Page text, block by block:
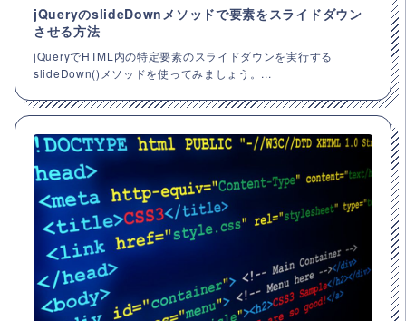
jQueryのslideDownメソッドで要素をスライドダウン
させる方法
jQueryでHTML内の特定要素のスライドダウンを実行する
slideDown()メソッドを使ってみましょう。...